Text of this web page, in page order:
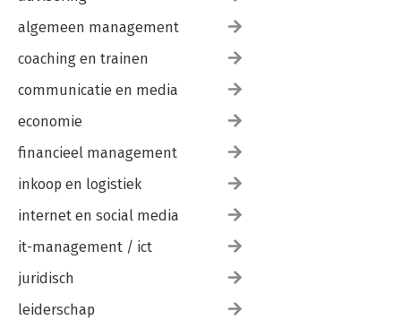
algemeen management
coaching en trainen
communicatie en media
economie
financieel management
inkoop en logistiek
internet en social media
it-management / ict
juridisch
leiderschap